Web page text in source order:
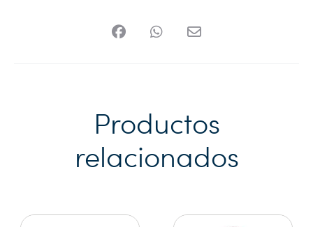
Productos
relacionados